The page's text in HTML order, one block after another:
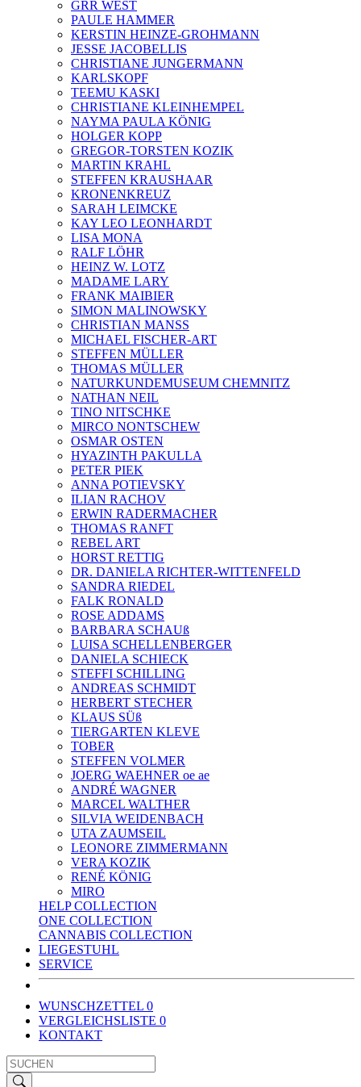
GRR WEST
PAULE HAMMER
KERSTIN HEINZE-GROHMANN
JESSE JACOBELLIS
CHRISTIANE JUNGERMANN
KARLSKOPF
TEEMU KASKI
CHRISTIANE KLEINHEMPEL
NAYMA PAULA KÖNIG
HOLGER KOPP
GREGOR-TORSTEN KOZIK
MARTIN KRAHL
STEFFEN KRAUSHAAR
KRONENKREUZ
SARAH LEIMCKE
KAY LEO LEONHARDT
LISA MONA
RALF LÖHR
HEINZ W. LOTZ
MADAME LARY
FRANK MAIBIER
SIMON MALINOWSKY
CHRISTIAN MANSS
MICHAEL FISCHER-ART
STEFFEN MÜLLER
THOMAS MÜLLER
NATURKUNDEMUSEUM CHEMNITZ
NATHAN NEIL
TINO NITSCHKE
MIRCO NONTSCHEW
OSMAR OSTEN
HYAZINTH PAKULLA
PETER PIEK
ANNA POTIEVSKY
ILIAN RACHOV
ERWIN RADERMACHER
THOMAS RANFT
REBEL ART
HORST RETTIG
DR. DANIELA RICHTER-WITTENFELD
SANDRA RIEDEL
FALK RONALD
ROSE ADDAMS
BARBARA SCHAUß
LUISA SCHELLENBERGER
DANIELA SCHIECK
STEFFI SCHILLING
ANDREAS SCHMIDT
HERBERT STECHER
KLAUS SÜß
TIERGARTEN KLEVE
TOBER
STEFFEN VOLMER
JOERG WAEHNER oe ae
ANDRÉ WAGNER
MARCEL WALTHER
SILVIA WEIDENBACH
UTA ZAUMSEIL
LEONORE ZIMMERMANN
VERA KOZIK
RENÉ KÖNIG
MIRO
HELP COLLECTION
ONE COLLECTION
CANNABIS COLLECTION
LIEGESTUHL
SERVICE
WUNSCHZETTEL 0
VERGLEICHSLISTE 0
KONTAKT